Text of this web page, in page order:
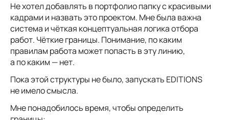
Не хотел добавлять в портфолио папку с красивыми
кадрами и назвать это проектом. Мне была важна
система и чёткая концептуальная логика отбора
работ. Чёткие границы. Понимание, по каким
правилам работа может попасть в эту линию,
а по каким — нет.
Пока этой структуры не было, запускать EDITIONS
не имело смысла.
Мне понадобилось время, чтобы определить